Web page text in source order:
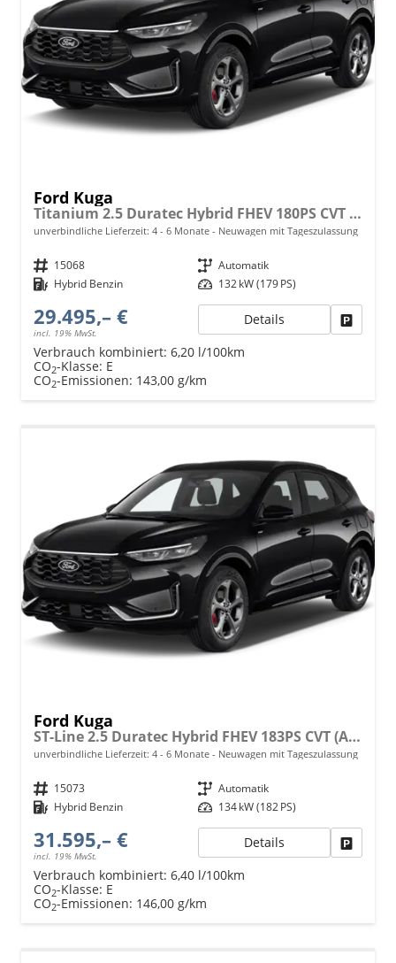
Ford Kuga
Titanium 2.5 Duratec Hybrid FHEV 180PS CVT (AUTOMATIK), 5 Jahre Garantie, 17" Alu, Navigation 13"-Display, Parksensoren vorne/hinten, Rückfahrkamera, Climatronic, Privacy-Glas, Key-Free-System, Tempomat, LED-Scheinwerfer
unverbindliche Lieferzeit: 4 - 6 Monate Neuwagen mit Tageszulassung
Fahrzeugnr. 15068 Getriebe Automatik
Kraftstoff Hybrid Benzin Leistung 132 kW (179 PS)
29.495,– €
incl. 19% MwSt.
Details
Verbrauch kombiniert: 6,20 l/100km
CO2-Klasse: E
CO2-Emissionen: 143,00 g/km
Ford Kuga
ST-Line 2.5 Duratec Hybrid FHEV 183PS CVT (AUTOMATIK) ALLRAD, 5 Jahre Garantie, 18" Alu, Navigation 13"-Display, Parksensoren vorne/hinten, Rückfahrkamera, Climatronic, Privacy-Glas, Key-Free-System, Tempomat, LED-Scheinwerfer
unverbindliche Lieferzeit: 4 - 6 Monate Neuwagen mit Tageszulassung
Fahrzeugnr. 15073 Getriebe Automatik
Kraftstoff Hybrid Benzin Leistung 134 kW (182 PS)
31.595,– €
incl. 19% MwSt.
Details
Verbrauch kombiniert: 6,40 l/100km
CO2-Klasse: E
CO2-Emissionen: 146,00 g/km